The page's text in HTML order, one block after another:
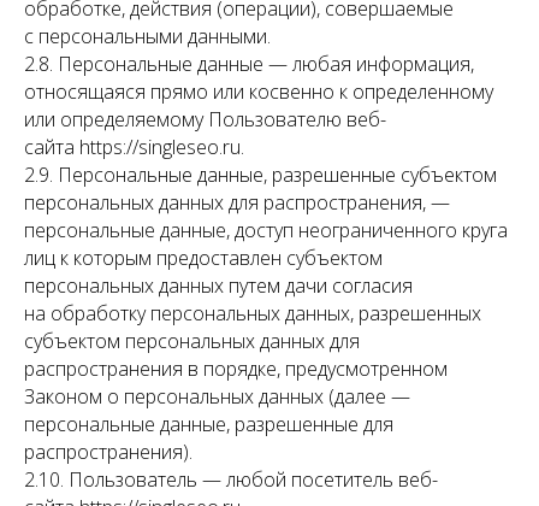
обработке, действия (операции), совершаемые
с персональными данными.
2.8. Персональные данные — любая информация,
относящаяся прямо или косвенно к определенному
или определяемому Пользователю веб-
сайта https://singleseo.ru.
2.9. Персональные данные, разрешенные субъектом
персональных данных для распространения, —
персональные данные, доступ неограниченного круга
лиц к которым предоставлен субъектом
персональных данных путем дачи согласия
на обработку персональных данных, разрешенных
субъектом персональных данных для
распространения в порядке, предусмотренном
Законом о персональных данных (далее —
персональные данные, разрешенные для
распространения).
2.10. Пользователь — любой посетитель веб-